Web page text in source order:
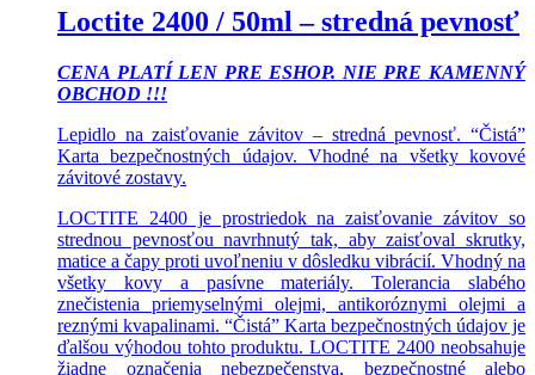
Loctite 2400 / 50ml – stredná pevnosť
CENA PLATÍ LEN PRE ESHOP. NIE PRE KAMENNÝ
OBCHOD !!!
Lepidlo na zaisťovanie závitov – stredná pevnosť. “Čistá”
Karta bezpečnostných údajov. Vhodné na všetky kovové
závitové zostavy.
LOCTITE 2400 je prostriedok na zaisťovanie závitov so
strednou pevnosťou navrhnutý tak, aby zaisťoval skrutky,
matice a čapy proti uvoľneniu v dôsledku vibrácií. Vhodný na
všetky kovy a pasívne materiály. Tolerancia slabého
znečistenia priemyselnými olejmi, antikoróznymi olejmi a
reznými kvapalinami. “Čistá” Karta bezpečnostných údajov je
ďalšou výhodou tohto produktu. LOCTITE 2400 neobsahuje
žiadne označenia nebezpečenstva, bezpečnostné alebo